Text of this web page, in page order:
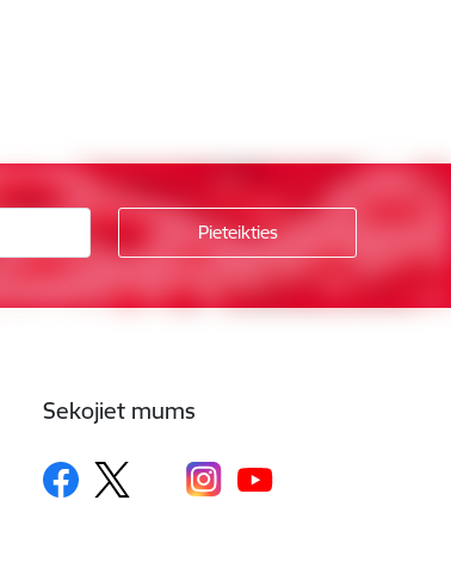
Sekojiet mums